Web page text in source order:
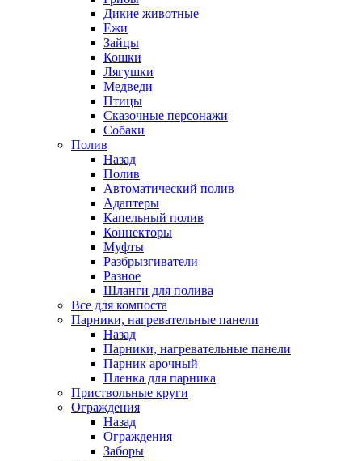
Дикие животные
Ежи
Зайцы
Кошки
Лягушки
Медведи
Птицы
Сказочные персонажи
Собаки
Полив
Назад
Полив
Автоматический полив
Адаптеры
Капельный полив
Коннекторы
Муфты
Разбрызгиватели
Разное
Шланги для полива
Все для компоста
Парники, нагревательные панели
Назад
Парники, нагревательные панели
Парник арочный
Пленка для парника
Приствольные круги
Ограждения
Назад
Ограждения
Заборы